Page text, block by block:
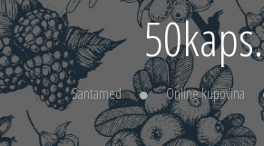
50kaps.
Santamed Online kupovina